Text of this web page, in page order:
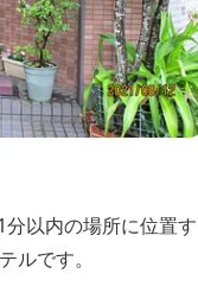
分以内の場所に位置す
ルです。